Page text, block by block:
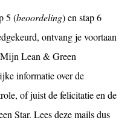
5 (beoordeling) en stap 6
ontvang je voortaan
Lean & Green
informatie over de
of juist de felicitatie en de
Star. Lees deze mails dus